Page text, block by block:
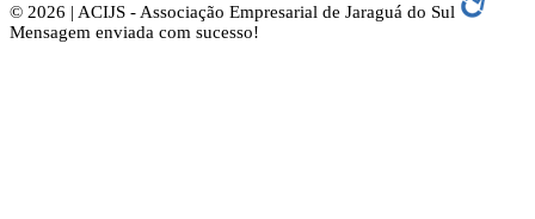
© 2026 | ACIJS - Associação Empresarial de Jaraguá do Sul
Mensagem enviada com sucesso!